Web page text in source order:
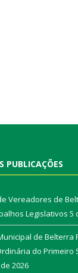
PUBLICAÇÕES
Vereadores de
Legislativos 5
de Belterra
do Primeiro
2026